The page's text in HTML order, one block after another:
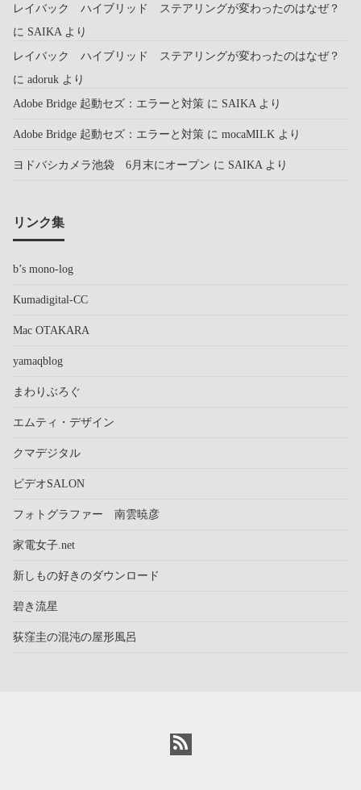
レイバック ハイブリッド ステアリングが変わったのはなぜ？
に SAIKAより
レイバック ハイブリッド ステアリングが変わったのはなぜ？
に adoruk より
Adobe Bridge 起動セズ：エラーと対策 に SAIKAより
Adobe Bridge 起動セズ：エラーと対策 に mocaMILK より
ヨドバシカメラ池袋 6月末にオープン に SAIKAより
リンク集
b’s mono-log
Kumadigital-CC
Mac OTAKARA
yamaqblog
まわりぶろぐ
エムティ・デザイン
クマデジタル
ビデオSALON
フォトグラファー 南雲暁彦
家電女子.net
新しもの好きのダウンロード
碧き流星
荻窪圭の混沌の屋形風呂